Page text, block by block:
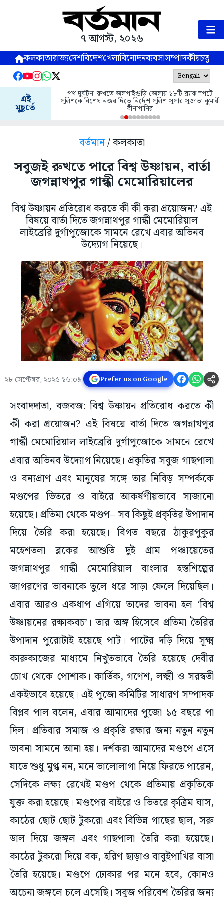
৭ আগস্ট, ২০২৬
কলকাতারাজ্যদেশবিদেশখেলাবিনোদনব্যবসাসম্পাদকীয়
এই
মুহূর্তে
পথ দুর্ঘটনা রুখতে জলপাইগুড়ি জেলায় ১৮টি ব্ল্যাক স্পটে
পুলিশকে বিশেষ নজর দিতে নির্দেশ পুলিশ সুপার সুজাতা কুমারী
বীনাপানির
বর্তমান/ কলকাতা
সবুজই রুখতে পারে বিশ্ব উষ্ণায়ন, বার্তা
জগন্নাথপুর গান্ধী মেমোরিয়ালের
বিশ্ব উষ্ণায়ন প্রতিরোধ করতে কী কী করা প্রয়োজন? এই
বিষয়ে বার্তা দিতে জগন্নাথপুর গান্ধী মেমোরিয়াল
লাইব্রেরি দুর্গাপুজোকে সামনে রেখে এবার অভিনব
উদ্যোগ নিয়েছে।
২৮ সেপ্টেম্বর, ২০২৫ ১৬:০৯ Prefer us on Google
সংবাদদাতা, বজবজ: বিশ্ব উষ্ণায়ন প্রতিরোধ করতে কী
কী করা প্রয়োজন? এই বিষয়ে বার্তা দিতে জগন্নাথপুর
গান্ধী মেমোরিয়াল লাইব্রেরি দুর্গাপুজোকে সামনে রেখে
এবার অভিনব উদ্যোগ নিয়েছে। প্রকৃতির সবুজ গাছপালা
ও বন্যপ্রাণ এবং মানুষের সঙ্গে তার নিবিড় সম্পর্ককে
মণ্ডপের ভিতরে ও বাইরে আকর্ষণীয়ভাবে সাজানো
হয়েছে। প্রতিমা থেকে মণ্ডপ– সব কিছুই প্রকৃতির উপাদান
দিয়ে তৈরি করা হয়েছে। বিগত বছরে ঠাকুরপুকুর
মহেশতলা ব্লকের আশুতি দুই গ্রাম পঞ্চায়েতের
জগন্নাথপুর গান্ধী মেমোরিয়াল বাংলার হস্তশিল্পের
জাগরণের ভাবনাকে তুলে ধরে সাড়া ফেলে দিয়েছিল।
এবার আরও একধাপ এগিয়ে তাদের ভাবনা হল ‘বিশ্ব
উষ্ণায়নের রক্ষাকবচ’। তার অঙ্গ হিসেবে প্রতিমা তৈরির
উপাদান পুরোটাই হয়েছে পাট। পাটের দড়ি দিয়ে সূক্ষ্ম
কারুকাজের মাধ্যমে নিখুঁতভাবে তৈরি হয়েছে দেবীর
চোখ থেকে পোশাক। কার্তিক, গণেশ, লক্ষ্মী ও সরস্বতী
একইভাবে হয়েছে। এই পুজো কমিটির সাধারণ সম্পাদক
বিপ্লব পাল বলেন, এবার আমাদের পুজো ১৫ বছরে পা
দিল। প্রতিবার সমাজ ও প্রকৃতি রক্ষার জন্য নতুন নতুন
ভাবনা সামনে আনা হয়। দর্শকরা আমাদের মণ্ডপে এসে
যাতে শুধু মুগ্ধ নন, মনে ভালোলাগা নিয়ে ফিরতে পারেন,
সেদিকে লক্ষ্য রেখেই মণ্ডপ থেকে প্রতিমায় প্রকৃতিকে
যুক্ত করা হয়েছে। মণ্ডপের বাইরে ও ভিতরে কৃত্রিম ঘাস,
কাঠের ছোট ছোট টুকরো এবং বিভিন্ন গাছের ছাল, সরু
ডাল দিয়ে জঙ্গল এবং গাছপালা তৈরি করা হয়েছে।
কাঠের টুকরো দিয়ে বক, হরিণ ছাড়াও বাবুইপাখির বাসা
তৈরি হয়েছে। মণ্ডপে ঢোকার পর মনে হবে, কোনও
অচেনা জঙ্গলে চলে এসেছি। সবুজ পরিবেশ তৈরির জন্য